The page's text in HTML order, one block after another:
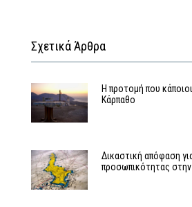
Σχετικά Άρθρα
Η προτομή που
Κάρπαθο
Δικαστική απόφαση
προσωπικότητας στην